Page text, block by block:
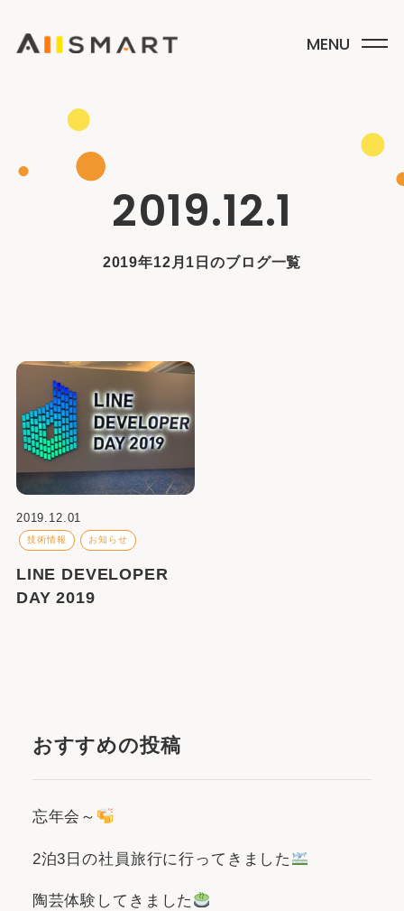
2019.12.1
2019年12月1日のブログ一覧
2019.12.01
技術情報 お知らせ
LINE DEVELOPER
DAY 2019
おすすめの投稿
忘年会～
2泊3日の社員旅行に行ってきました
陶芸体験してきました